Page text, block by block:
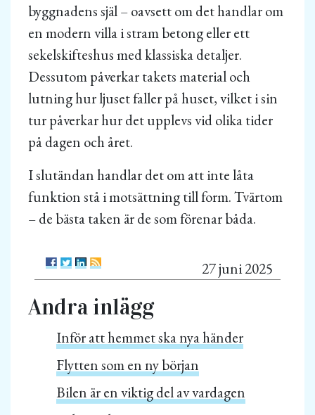
byggnadens själ – oavsett om det handlar om
en modern villa i stram betong eller ett
sekelskifteshus med klassiska detaljer.
Dessutom påverkar takets material och
lutning hur ljuset faller på huset, vilket i sin
tur påverkar hur det upplevs vid olika tider
på dagen och året.
I slutändan handlar det om att inte låta
funktion stå i motsättning till form. Tvärtom
– de bästa taken är de som förenar båda.
27 juni 2025
Andra inlägg
Inför att hemmet ska nya händer
Flytten som en ny början
Bilen är en viktig del av vardagen